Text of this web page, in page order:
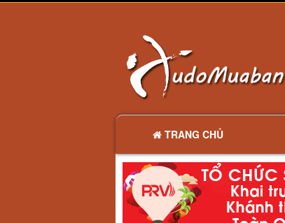
TRANG CHỦ